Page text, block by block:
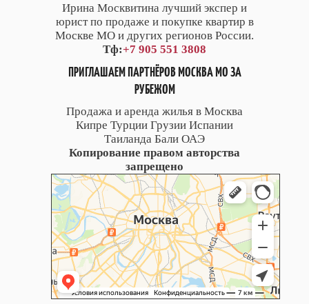
Ирина Москвитина лучший экспер и
юрист по продаже и покупке квартир в
Москве МО и других регионов России.
Тф:+7 905 551 3808
ПРИГЛАШАЕМ ПАРТНЁРОВ МОСКВА МО ЗА
РУБЕЖОМ
Продажа и аренда жилья в Москва
Кипре Турции Грузии Испании
Таиланда Бали ОАЭ
Копирование правом авторства
запрещено